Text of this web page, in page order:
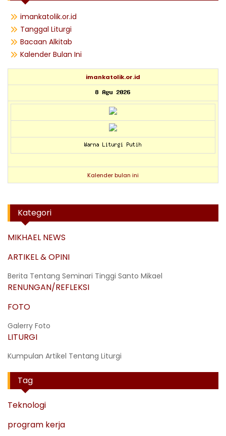
imankatolik.or.id
Tanggal Liturgi
Bacaan Alkitab
Kalender Bulan Ini
imankatolik.or.id
Kalender bulan ini
Kategori
MIKHAEL NEWS
ARTIKEL & OPINI
Berita Tentang Seminari Tinggi Santo Mikael
RENUNGAN/REFLEKSI
FOTO
Galerry Foto
LITURGI
Kumpulan Artikel Tentang Liturgi
Tag
Teknologi
program kerja